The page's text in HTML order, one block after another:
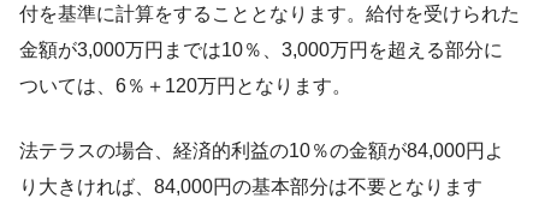
付を基準に計算をすることとなります。給付を受けられた
金額が3,000万円までは10％、3,000万円を超える部分に
ついては、6％＋120万円となります。
法テラスの場合、経済的利益の10％の金額が84,000円よ
り大きければ、84,000円の基本部分は不要となります